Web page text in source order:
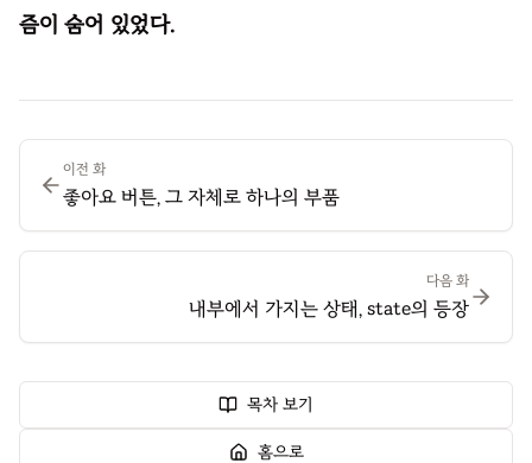
즘이 숨어 있었다.
이전 화
좋아요 버튼, 그 자체로 하나의 부품
다음 화
내부에서 가지는 상태, state의 등장
목차 보기
홈으로